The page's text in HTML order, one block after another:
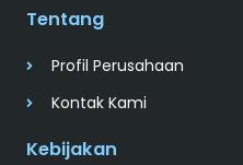
Tentang
Profil Perusahaan
Kontak Kami
Kebijakan